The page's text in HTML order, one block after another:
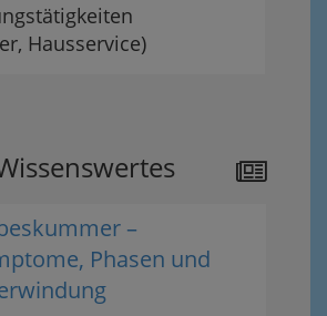
Hausservice)
–
Phasen und